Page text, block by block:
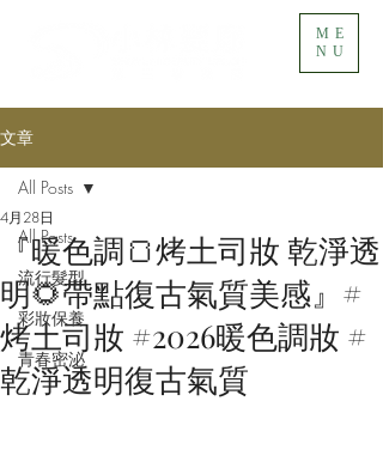
ME
NU
文章
All Posts
流行髮型
彩妝保養
青春密泌
All Posts
『暖色調🍞烤土司妝 乾淨透
明🌻帶點復古氣質美感』​#
烤土司妝 #2026暖色調妝 #
乾淨透明復古氣質
4月28日